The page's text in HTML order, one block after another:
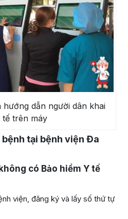
dẫn người dân khai
tế trên máy
tại bệnh viện Đa
có Bảo hiểm Y tế
viện, đăng ký và lấy số thứ tự